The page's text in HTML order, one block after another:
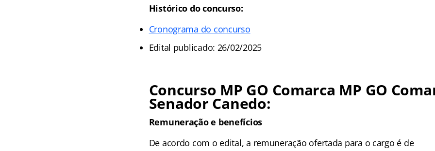
Histórico do concurso:
Cronograma do concurso
Edital publicado: 26/02/2025
Concurso MP GO Comarca MP GO
Senador Canedo:
Remuneração e benefícios
De acordo com o edital, a remuneração ofertada para o cargo é de